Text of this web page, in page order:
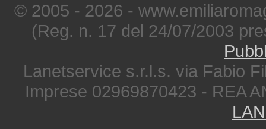
© 2005 - 2026 -
(Reg. n. 17 del 24/07/2003
Lanetservice s.r.l.s. via Fabio
Imprese 02969870423 - REA